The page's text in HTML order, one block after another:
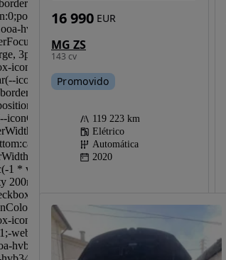
MG ZS
143 cv
16 990 EUR
Promovido
119 223 km
Elétrico
Automática
2020